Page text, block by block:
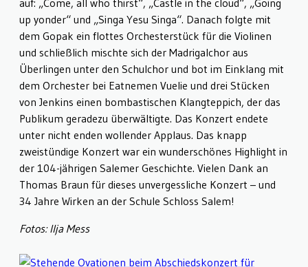
auf: „Come, all who thirst“, „Castle in the cloud“, „Going
up yonder“ und „Singa Yesu Singa“. Danach folgte mit
dem Gopak ein flottes Orchesterstück für die Violinen
und schließlich mischte sich der Madrigalchor aus
Überlingen unter den Schulchor und bot im Einklang mit
dem Orchester bei Eatnemen Vuelie und drei Stücken
von Jenkins einen bombastischen Klangteppich, der das
Publikum geradezu überwältigte. Das Konzert endete
unter nicht enden wollender Applaus. Das knapp
zweistündige Konzert war ein wunderschönes Highlight in
der 104-jährigen Salemer Geschichte. Vielen Dank an
Thomas Braun für dieses unvergessliche Konzert – und
34 Jahre Wirken an der Schule Schloss Salem!
Fotos: Ilja Mess